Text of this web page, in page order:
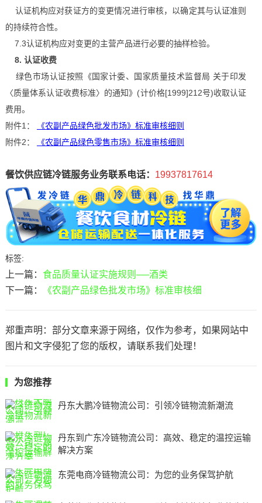
认证机构应对获证方的变更情况进行审核，以确定其与认证准则
的持续符合性。
7.3认证机构应对变更的主营产品进行必要的抽样检验。
8. 认证收费
绿色市场认证按照《国家计委、国家质量技术监督局 关于印发
〈质量体系认证收费标准〉的通知》(计价格[1999]212号)收取认证
费用。
附件1：
《农副产品绿色批发市场》标准审核细则
附件2：
《农副产品绿色零售市场》标准审核细则
餐饮供应链冷链服务业务联系电话： 19937817614
标签:
上一篇： 食品质量认证实施规则──酒类
下一篇：
《农副产品绿色批发市场》标准审核细
郑重声明：部分文章来源于网络，仅作为参考，如果网站中
图片和文字侵犯了您的版权，请联系我们处理！
为您推荐
丹东大鹏冷链物流公司：引领冷链物流新潮流
丹东到广东冷链物流公司：高效、稳定的温控运输
解决方案
东莞电商冷链物流公司：为您的业务保驾护航